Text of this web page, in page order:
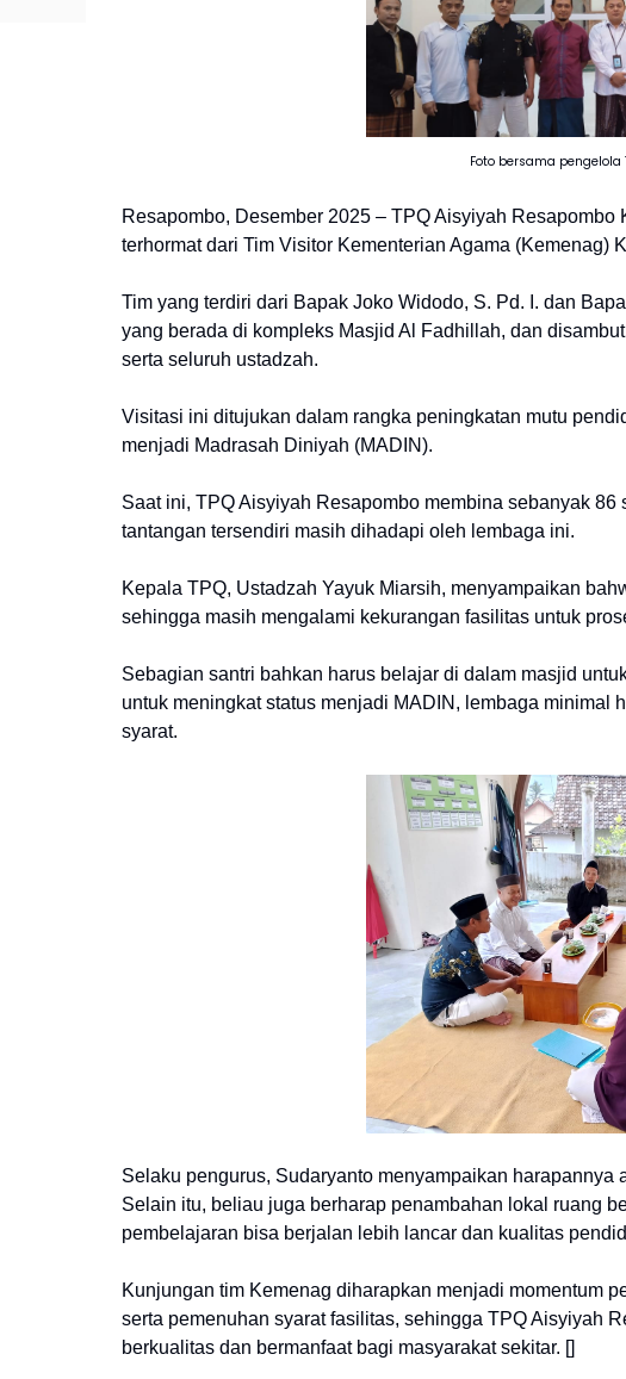
Foto bersama
Resapombo, Desember 2025 – TPQ Aisyiyah
terhormat dari Tim Visitor Kementerian Agama (Kemenag)
Tim yang terdiri dari Bapak Joko Widodo, S. Pd. I. dan
yang berada di kompleks Masjid Al Fadhillah, dan
serta seluruh ustadzah.
Visitasi ini ditujukan dalam rangka peningkatan mutu
menjadi Madrasah Diniyah (MADIN).
Saat ini, TPQ Aisyiyah Resapombo membina sebanyak
tantangan tersendiri masih dihadapi oleh lembaga ini.
Kepala TPQ, Ustadzah Yayuk Miarsih, menyampaikan
sehingga masih mengalami kekurangan fasilitas untuk
Sebagian santri bahkan harus belajar di dalam masjid
untuk meningkat status menjadi MADIN, lembaga minimal
syarat.
Selaku pengurus, Sudaryanto menyampaikan
Selain itu, beliau juga berharap penambahan lokal ruang
pembelajaran bisa berjalan lebih lancar dan kualitas
Kunjungan tim Kemenag diharapkan menjadi momentum
serta pemenuhan syarat fasilitas, sehingga TPQ Aisyiyah
berkualitas dan bermanfaat bagi masyarakat sekitar. []